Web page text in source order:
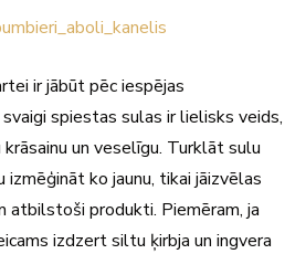
ir jābūt pēc iespējas
spiestas sulas ir lielisks veids,
un veselīgu. Turklāt sulu
ko jaunu, tikai jāizvēlas
atbilstoši produkti. Piemēram, ja
izdzert siltu ķirbja un ingvera